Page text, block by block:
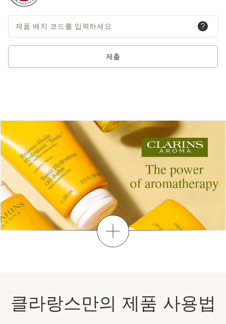
제품 배치 코드를 입력하세요
제출
더보기
클라랑스만의 제품 사용법